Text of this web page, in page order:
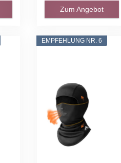
Zum Angebot
EMPFEHLUNG NR. 6